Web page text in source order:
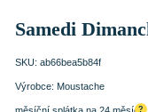
Samedi
SKU: ab66bea5b84f
Výrobce: Moustache
?